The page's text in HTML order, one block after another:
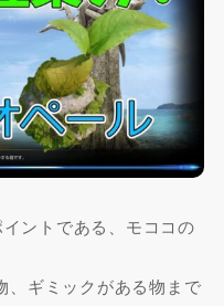
ントである、モココの
、ギミックがある物まで